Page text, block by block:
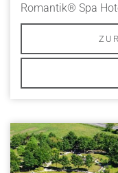
Romantik® Spa